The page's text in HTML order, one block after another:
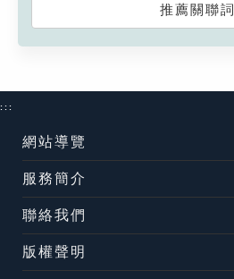
推薦關聯詞
:::
網站導覽
服務簡介
聯絡我們
版權聲明